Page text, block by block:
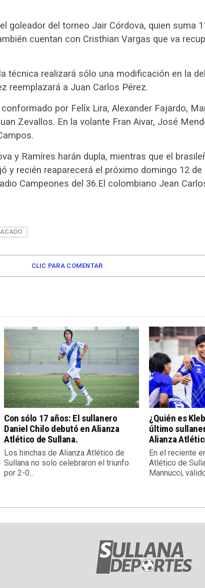
goleador del torneo Jair Córdova, quien suma
cuentan con Cristhian Vargas que va
técnica realizará sólo una modificación en la
reemplazará a Juan Carlos Pérez.
por Felíx Lira, Alexander Fajardo,
Zevallos. En la volante Fran Aivar, José
y Ramíres harán dupla, mientras que el
y recién reaparecerá el próximo domingo 12
Campeones del 36.El colombiano Jean
CLIC PARA COMENTAR
Con sólo 17 años: El sullanero
Daniel Chilo debutó en Alianza
Atlético de Sullana.
Los hinchas de Alianza Atlético de
Sullana no solo celebraron el triunfo
por 2-0...
¿Quién es
último
Alianza
En el reciente
Atlético de
Mannucci,